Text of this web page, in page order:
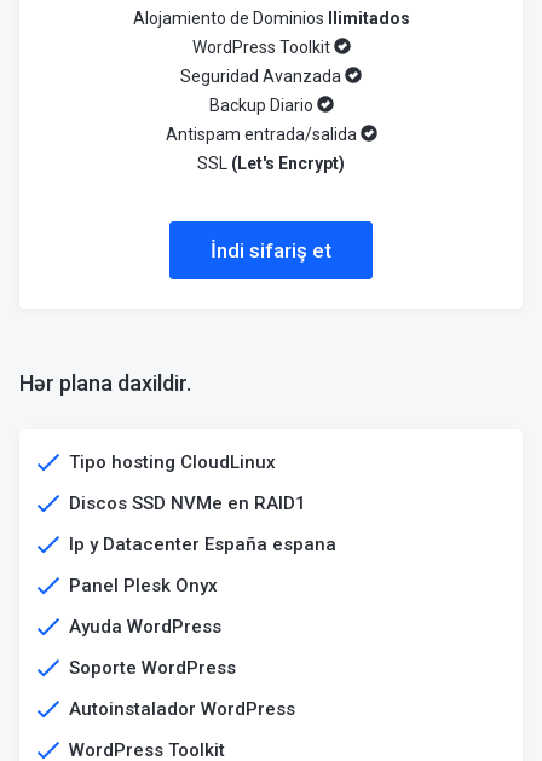
Alojamiento de Dominios Ilimitados
WordPress Toolkit
Seguridad Avanzada
Backup Diario
Antispam entrada/salida
SSL (Let's Encrypt)
İndi sifariş et
Hər plana daxildir.
Tipo hosting CloudLinux
Discos SSD NVMe en RAID1​
Ip y Datacenter España espana
Panel Plesk Onyx
Ayuda WordPress
Soporte WordPress
Autoinstalador WordPress
WordPress Toolkit